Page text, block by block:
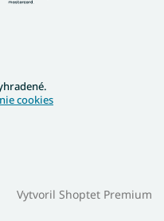
Vytvoril Shoptet Premium
cookies